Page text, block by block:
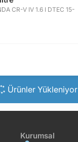
CR-V IV 1.6 I DTEC 15-
Ürünler Yükleniyor
Kurumsal